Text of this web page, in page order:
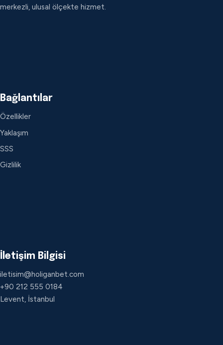
merkezli, ulusal ölçekte hizmet.
Bağlantılar
Özellikler
Yaklaşım
SSS
Gizlilik
İletişim Bilgisi
iletisim@holiganbet.com
+90 212 555 0184
Levent, İstanbul